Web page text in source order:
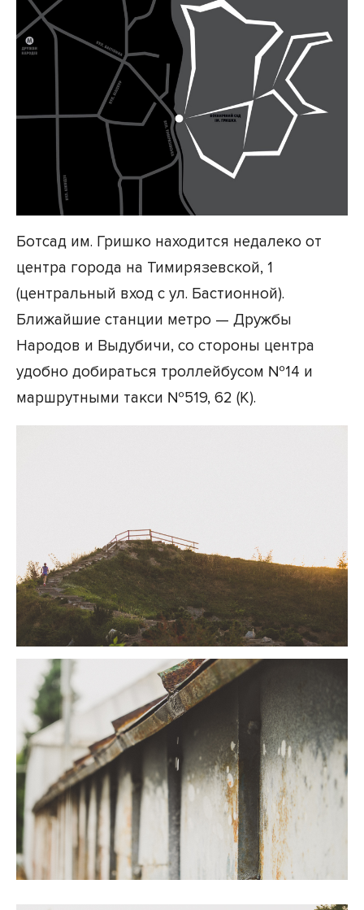
Ботсад им. Гришко находится недалеко от
центра города на Тимирязевской, 1
(центральный вход с ул. Бастионной).
Ближайшие станции метро — Дружбы
Народов и Выдубичи, со стороны центра
удобно добираться троллейбусом №14 и
маршрутными такси №519, 62 (К).